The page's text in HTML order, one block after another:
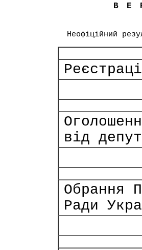
Неофіційний
від
Обрання
Ради